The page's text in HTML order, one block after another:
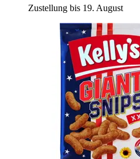
Zustellung bis 19. August